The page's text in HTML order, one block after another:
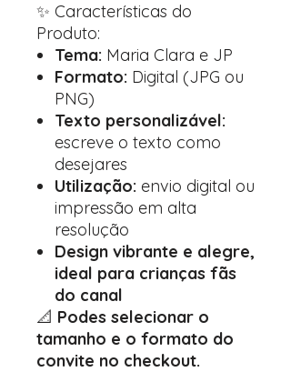
✨ Características do
Produto:
Tema: Maria Clara e JP
Formato: Digital (JPG ou
PNG)
Texto personalizável:
escreve o texto como
desejares
Utilização: envio digital ou
impressão em alta
resolução
Design vibrante e alegre,
ideal para crianças fãs
do canal
📐 Podes selecionar o
tamanho e o formato do
convite no checkout.